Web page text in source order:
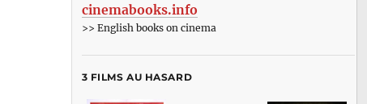
cinemabooks.info
>> English books on cinema
3 FILMS AU HASARD